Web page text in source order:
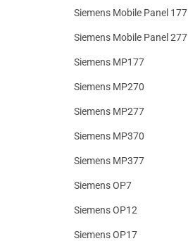
Siemens Mobile Panel 177
Siemens Mobile Panel 277
Siemens MP177
Siemens MP270
Siemens MP277
Siemens MP370
Siemens MP377
Siemens OP7
Siemens OP12
Siemens OP17